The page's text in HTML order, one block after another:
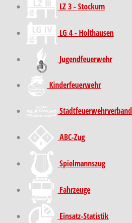
LZ 3 - Stockum
LG 4 - Holthausen
Jugendfeuerwehr
Kinder­feuer­wehr
Stadt­feuer­wehr­verband
ABC-Zug
Spielmannszug
Fahrzeuge
Einsatz-Statistik